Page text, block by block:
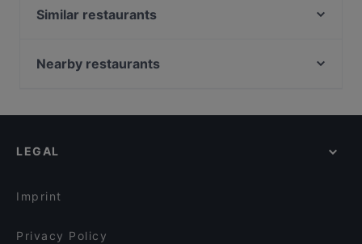
Similar restaurants
Hoa Ban
Languorino Ristorante
Nanami - Japanese Taste
Nearby restaurants
Geisha Garden
An An Vietnamese Cuisine
NOSTOS TAVERNA
LEGAL
Imprint
Privacy Policy